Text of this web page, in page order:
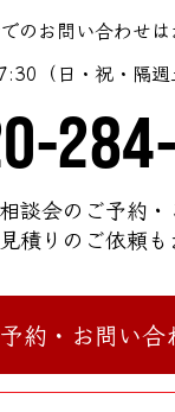
のお問い合わせ
（日・祝・隔週
談会のご予約
積りのご依頼も
約・お問い合